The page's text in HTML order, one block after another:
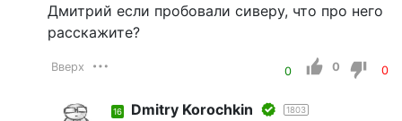
Дмитрий если пробовали сиверу, что про него
расскажите?
Вверх 0 0 0
16 Dmitry Korochkin 1803